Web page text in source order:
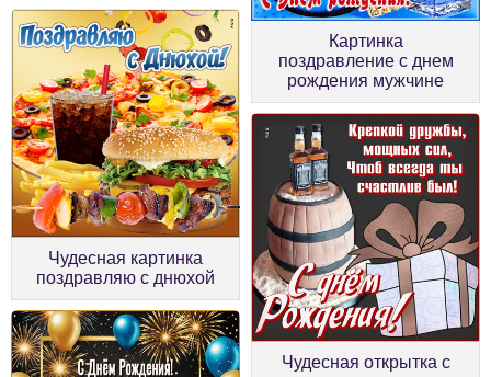
Картинка
поздравление с днем
рождения мужчине
Чудесная картинка
поздравляю с днюхой
Чудесная открытка с